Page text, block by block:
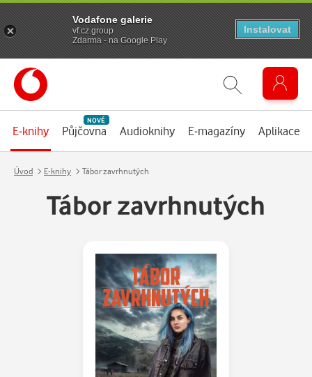
E-knihy Půjčovna
NOVÉ
Audioknihy E-magazíny Aplikace
Úvod E-knihy Tábor zavrhnutých
Tábor zavrhnutých
Vodafone galerie
vf.cz.group
Zdarma - na Google Play
Instalovat